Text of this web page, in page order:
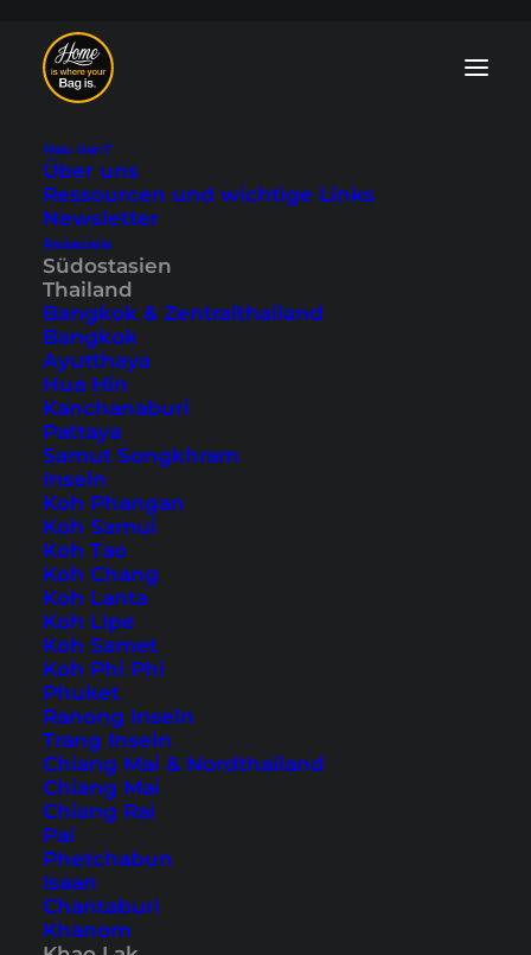
Neu hier?
Über uns
Ressourcen und wichtige Links
Newsletter
Reiseziele
Südostasien
Thailand
Bangkok & Zentralthailand
Bangkok
Ayutthaya
Hua Hin
Kanchanaburi
Pattaya
Samut Songkhram
Inseln
Koh Phangan
Koh Samui
Koh Tao
Koh Chang
Koh Lanta
Koh Lipe
Koh Samet
Koh Phi Phi
Phuket
Ranong Inseln
Trang Inseln
Chiang Mai & Nordthailand
Chiang Mai
Chiang Rai
Pai
Phetchabun
Isaan
Chantaburi
Khanom
Khao Lak Tipps: 15
Sehenswürdigkeiten
und Aktivitäten
Zuletzt aktualisiert: 3. Juli 2025
An der Westküste Thailands liegt die Region
Khao Lak, die bei Urlaubern sehr beliebt ist.
Khao Lak besteht aus mehreren Orten und zieht
sich auf 25 Kilometer entlang der Küste der
Andamanensee
ruhiger Urlaubsidylle findest du in unseren Khao
Lak Tipps alles.
15 Aktivitäten und Tipps für